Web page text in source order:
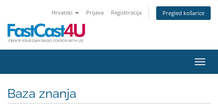
Hrvatski Prijava Registtracija Pregled košarice
Baza znanja